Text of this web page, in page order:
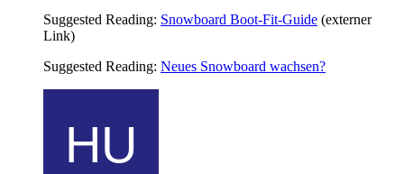
Suggested Reading: Snowboard Boot-Fit-Guide (externer
Link)
Suggested Reading: Neues Snowboard wachsen?